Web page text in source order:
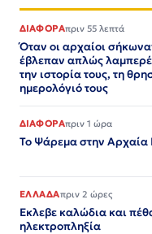
ΔΙΑΦΟΡΑπριν 55 λεπτά
Όταν οι αρχαίοι
έβλεπαν απλώς
την ιστορία τους, τη
ημερολόγιό τους
ΔΙΑΦΟΡΑπριν 1 ώρα
Το Ψάρεμα στην Αρχαία
ΕΛΛΑΔΑπριν 2 ώρες
Εκλεβε καλώδια και
ηλεκτροπληξία